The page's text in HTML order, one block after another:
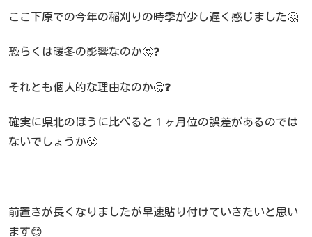
ここ下原での今年の稲刈りの時季が少し遅く感じました🤔
恐らくは暖冬の影響なのか🤔❓
それとも個人的な理由なのか🤔❓
確実に県北のほうに比べると１ヶ月位の誤差があるのでは
ないでしょうか😤
前置きが長くなりましたが早速貼り付けていきたいと思い
ます😊